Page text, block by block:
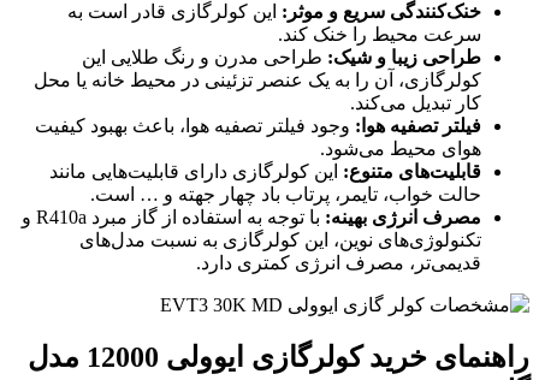
خنک‌کنندگی سریع و موثر: این کولرگازی قادر است به
سرعت محیط را خنک کند.
طراحی زیبا و شیک: طراحی مدرن و رنگ طلایی این
کولرگازی، آن را به یک عنصر تزئینی در محیط خانه یا محل
کار تبدیل می‌کند.
فیلتر تصفیه هوا: وجود فیلتر تصفیه هوا، باعث بهبود کیفیت
هوای محیط می‌شود.
قابلیت‌های متنوع: این کولرگازی دارای قابلیت‌هایی مانند
حالت خواب، تایمر، پرتاب باد چهار جهته و … است.
مصرف انرژی بهینه:
با توجه به استفاده از گاز مبرد R410a و
تکنولوژی‌های نوین، این کولرگازی به نسبت مدل‌های
قدیمی‌تر، مصرف انرژی کمتری دارد.
راهنمای خرید کولرگازی ایوولی 12000 مدل